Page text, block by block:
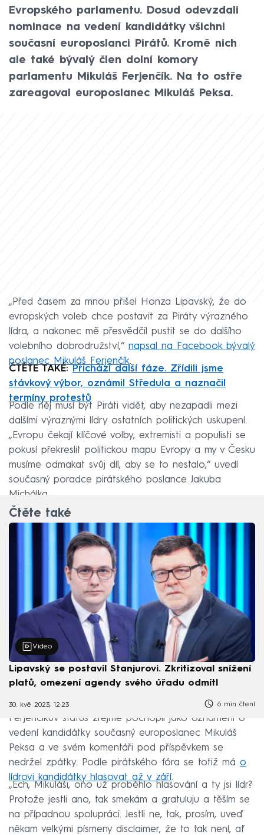
Evropského parlamentu. Dosud odevzdali
nominace na vedení kandidátky všichni
současní europoslanci Pirátů. Kromě nich
ale také bývalý člen dolní komory
parlamentu Mikuláš Ferjenčík. Na to ostře
zareagoval europoslanec Mikuláš Peksa.
„Před časem za mnou přišel Honza Lipavský, že do
evropských voleb chce postavit za Piráty výrazného
lídra, a nakonec mě přesvědčil pustit se do dalšího
volebního dobrodružství,“ napsal na Facebook bývalý
poslanec Mikuláš Ferjenčík.
ČTĚTE TAKÉ:
Přichází další fáze. Zřídili jsme
stávkový výbor, oznámil Středula a naznačil
termíny protestů
Podle něj musí být Piráti vidět, aby nezapadli mezi
dalšími výraznými lídry ostatních politických uskupení.
„Evropu čekají klíčové volby, extremisti a populisti se
pokusí překreslit politickou mapu Evropy a my v Česku
musíme odmakat svůj díl, aby se to nestalo,“ uvedl
současný poradce pirátského poslance Jakuba
Michálka.
Čtěte také
Video
Lipavský se postavil Stanjurovi. Zkritizoval snížení
platů, omezení agendy svého úřadu odmítl
30. kvě 2023, 12:23 6 min čtení
Ferjenčíkův status zřejmě pochopil jako oznámení o
vedení kandidátky současný europoslanec Mikuláš
Peksa a ve svém komentáři pod příspěvkem se
nedržel zpátky. Podle pirátského fóra se totiž má o
lídrovi kandidátky hlasovat až v září.
„Ech, Mikuláši, ono už proběhlo hlasování a ty jsi lídr?
Protože jestli ano, tak smekám a gratuluju a těším se
na případnou spolupráci. Jestli ne, tak, prosím, uveď
někam velkými písmeny disclaimer, že to tak není, ať